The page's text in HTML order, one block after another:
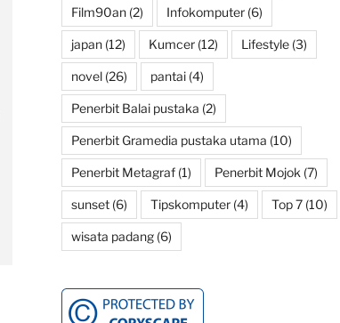
Film90an(2) Infokomputer(6)
japan(12) Kumcer(12) Lifestyle(3)
novel(26) pantai(4)
Penerbit Balai pustaka (2)
Penerbit Gramedia pustaka utama (10)
Penerbit Metagraf(1) Penerbit Mojok (7)
sunset(6) Tipskomputer(4) Top 7(10)
wisata padang(6)